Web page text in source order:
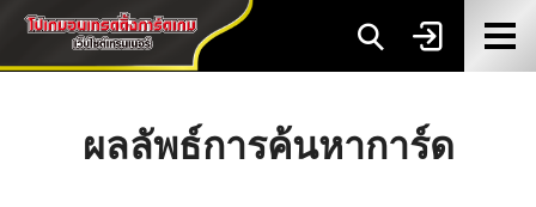
ผลลัพธ์การค้นหาการ์ด